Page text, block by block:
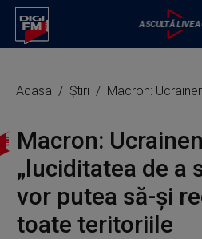
Acasa Știri Macron: Ucrainenii au „luciditatea de
Macron:
„luciditatea de a
vor putea să-şi
toate teritoriile